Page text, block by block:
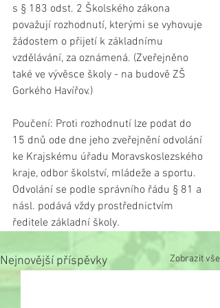
s § 183 odst. 2 Školského zákona
považují rozhodnutí, kterými se vyhovuje
žádostem o přijetí k základnímu
vzdělávání, za oznámená. (Zveřejněno
také ve vývěsce školy - na budově ZŠ
Gorkého Havířov.)
Poučení: Proti rozhodnutí lze podat do
15 dnů ode dne jeho zveřejnění odvolání
ke Krajskému úřadu Moravskoslezského
kraje, odbor školství, mládeže a sportu.
Odvolání se podle správního řádu § 81 a
násl. podává vždy prostřednictvím
ředitele základní školy.
Nejnovější příspěvky Zobrazit vše